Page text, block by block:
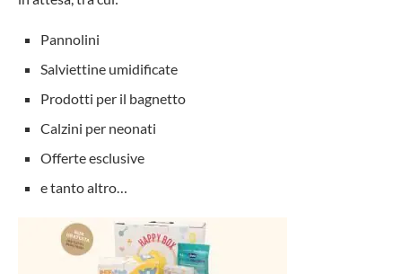
Pannolini
Salviettine umidificate
Prodotti per il bagnetto
Calzini per neonati
Offerte esclusive
e tanto altro…